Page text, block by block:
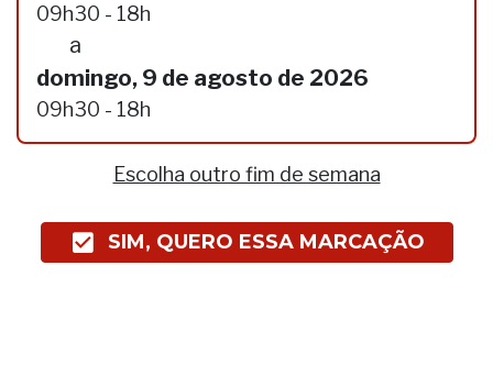
09h30 - 18h
a
domingo, 9 de agosto de 2026
09h30 - 18h
Escolha outro fim de semana
SIM, QUERO ESSA MARCAÇÃO